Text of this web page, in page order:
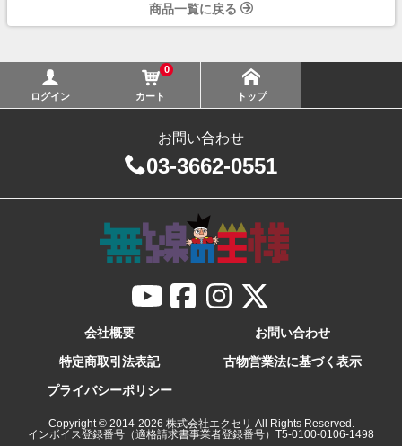
商品一覧に戻る
ログイン
0
カート トップ
お問い合わせ
03-3662-0551
会社概要
お問い合わせ
特定商取引法表記
古物営業法に基づく表示
プライバシーポリシー
Copyright © 2014-2026 株式会社エクセリ All Rights Reserved.
インボイス登録番号（適格請求書事業者登録番号）T5-0100-0106-1498